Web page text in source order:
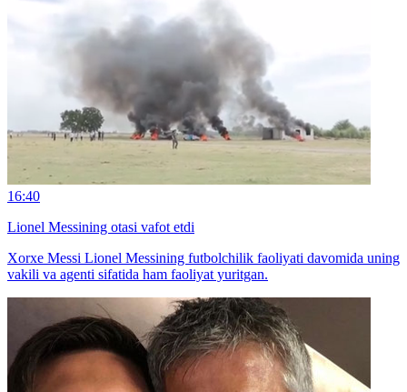
16:40
Lionel Messining otasi vafot etdi
Xorxe Messi Lionel Messining futbolchilik faoliyati davomida uning
vakili va agenti sifatida ham faoliyat yuritgan.